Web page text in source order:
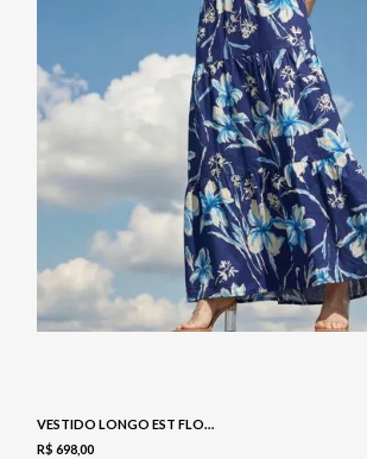
VESTIDO LONGO EST FLORAL - NAVY
R$ 69800